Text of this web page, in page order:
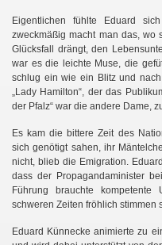
Eigentlichen fühlte Eduard
zweckmäßig macht man das, wo
Glücksfall drängt, den
war es die leichte Muse, die
schlug ein wie ein Blitz und
„Lady Hamilton“, der das
der Pfalz“ war die andere Dame,
Es kam die bittere Zeit des
sich genötigt sahen, ihr
nicht, blieb die Emigration.
dass der Propagandaminister
Führung brauchte kompetente
schweren Zeiten fröhlich stimmen
Eduard Künnecke animierte zu